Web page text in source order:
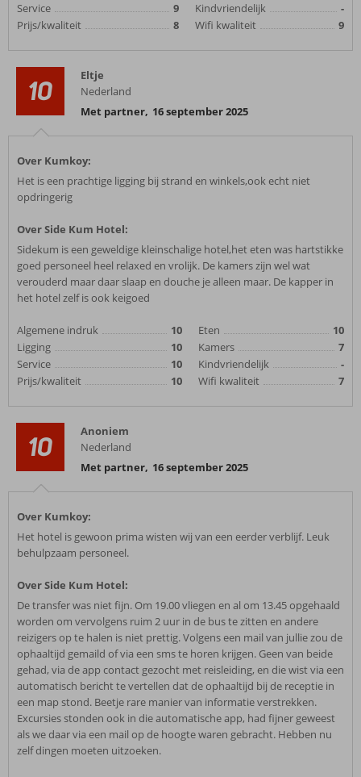
Service
9
Prijs/kwaliteit
8
Kindvriendelijk
-
Wifi kwaliteit
9
10
Eltje
Nederland
Met partner, 16 september 2025
Over Kumkoy:
Het is een prachtige ligging bij strand en winkels,ook echt niet
opdringerig
Over Side Kum Hotel:
Sidekum is een geweldige kleinschalige hotel,het eten was hartstikke
goed personeel heel relaxed en vrolijk. De kamers zijn wel wat
verouderd maar daar slaap en douche je alleen maar. De kapper in
het hotel zelf is ook keigoed
Algemene indruk
10
Ligging
10
Service
10
Prijs/kwaliteit
10
Eten
10
Kamers
7
Kindvriendelijk
-
Wifi kwaliteit
7
10
Anoniem
Nederland
Met partner, 16 september 2025
Over Kumkoy:
Het hotel is gewoon prima wisten wij van een eerder verblijf. Leuk
behulpzaam personeel.
Over Side Kum Hotel:
De transfer was niet fijn. Om 19.00 vliegen en al om 13.45 opgehaald
worden om vervolgens ruim 2 uur in de bus te zitten en andere
reizigers op te halen is niet prettig. Volgens een mail van jullie zou de
ophaaltijd gemaild of via een sms te horen krijgen. Geen van beide
gehad, via de app contact gezocht met reisleiding, en die wist via een
automatisch bericht te vertellen dat de ophaaltijd bij de receptie in
een map stond. Beetje rare manier van informatie verstrekken.
Excursies stonden ook in die automatische app, had fijner geweest
als we daar via een mail op de hoogte waren gebracht. Hebben nu
zelf dingen moeten uitzoeken.